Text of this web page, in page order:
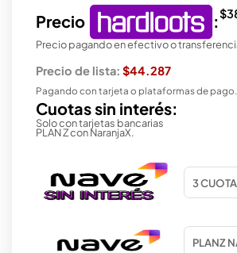
Precio :$
Precio pagando en efectivo o
Precio de lista: $44.287
Pagando con tarjeta o plataformas de pago.
Cuotas sin interés:
Solo con tarjetas bancarias
PLAN Z con NaranjaX.